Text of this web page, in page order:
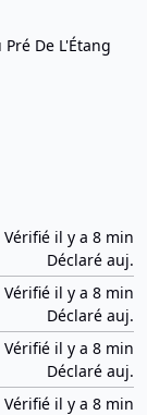
De L'Étang
Vérifié il y a 8 min
Déclaré auj.
Vérifié il y a 8 min
Déclaré auj.
Vérifié il y a 8 min
Déclaré auj.
Vérifié il y a 8 min